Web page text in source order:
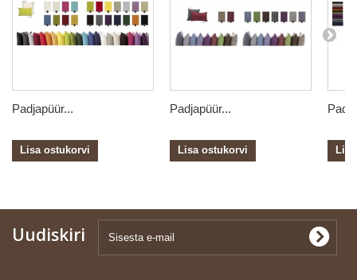
Padjapüür...
Lisa ostukorvi
Padjapüür...
Lisa ostukorvi
Uudiskiri